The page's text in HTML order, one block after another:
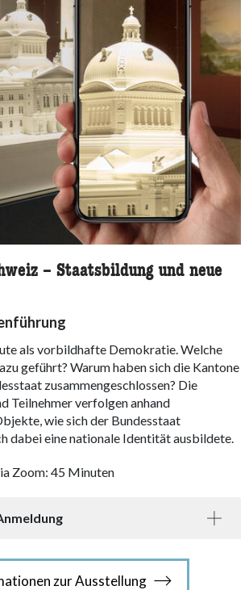
– Staatsbildung und neue
als vorbildhafte Demokratie. Welche
geführt? Warum haben sich die Kantone
zusammengeschlossen? Die
Teilnehmer verfolgen anhand
wie sich der Bundesstaat
dabei eine nationale Identität ausbildete.
Zoom: 45 Minuten
zur Ausstellung